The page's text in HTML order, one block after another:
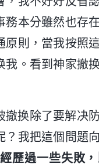
本分雖然也存
則，當我按照
。看到神家撤
换除了要解决
我把這個問題
歷過一些失敗